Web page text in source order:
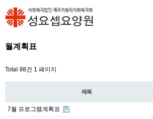
월계획표
Total 98건 1 페이지
제목
7월 프로그램계획표